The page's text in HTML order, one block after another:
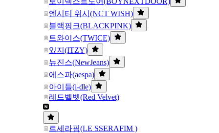
엔시티 위시(NCT WISH)
블랙핑크(BLACKPINK)
트와이스(TWICE)
있지(ITZY)
뉴진스(NewJeans)
에스파(aespa)
아이들(i-dle)
레드벨벳(Red Velvet)
르세라핌(LE SSERAFIM )